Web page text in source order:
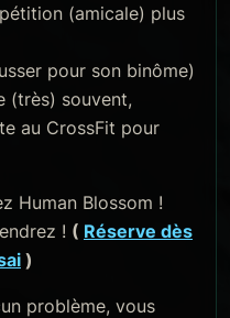
(amicale) plus
pour son binôme)
(très) souvent,
au CrossFit pour
Human Blossom !
! ( Réserve dès
)
problème, vous